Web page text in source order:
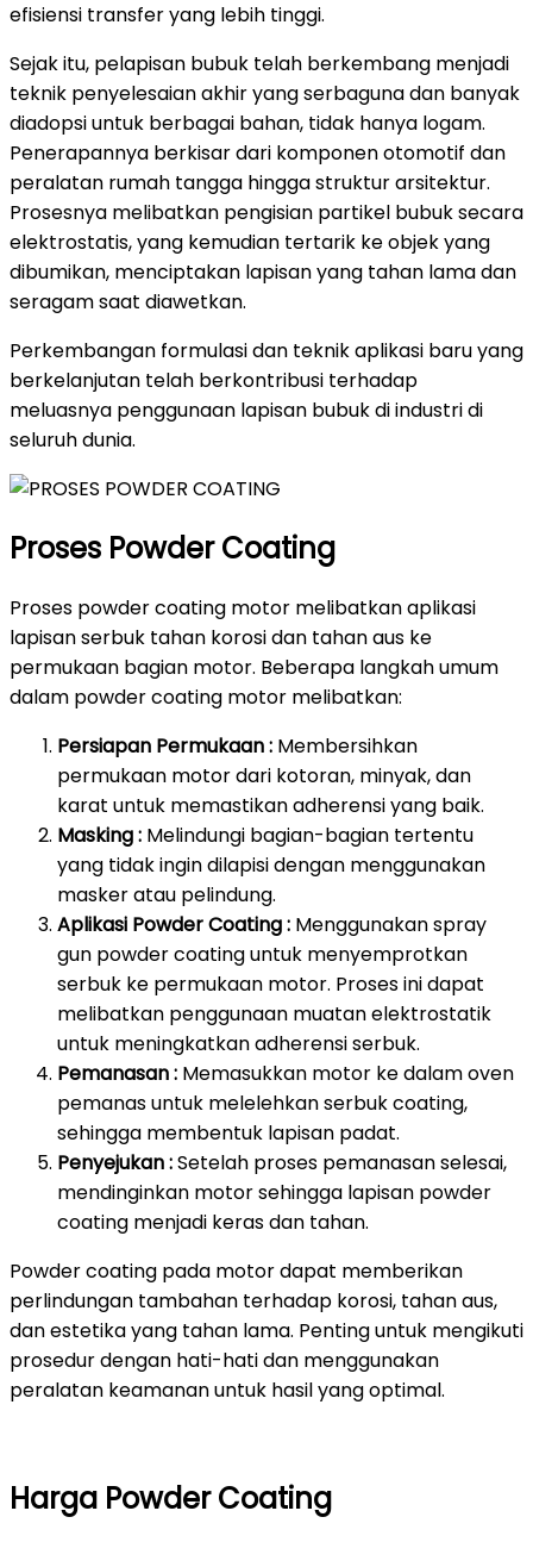
efisiensi transfer yang lebih tinggi.
Sejak itu, pelapisan bubuk telah berkembang menjadi
teknik penyelesaian akhir yang serbaguna dan banyak
diadopsi untuk berbagai bahan, tidak hanya logam.
Penerapannya berkisar dari komponen otomotif dan
peralatan rumah tangga hingga struktur arsitektur.
Prosesnya melibatkan pengisian partikel bubuk secara
elektrostatis, yang kemudian tertarik ke objek yang
dibumikan, menciptakan lapisan yang tahan lama dan
seragam saat diawetkan.
Perkembangan formulasi dan teknik aplikasi baru yang
berkelanjutan telah berkontribusi terhadap
meluasnya penggunaan lapisan bubuk di industri di
seluruh dunia.
Proses Powder Coating
Proses powder coating motor melibatkan aplikasi
lapisan serbuk tahan korosi dan tahan aus ke
permukaan bagian motor. Beberapa langkah umum
dalam powder coating motor melibatkan:
Persiapan Permukaan : Membersihkan
permukaan motor dari kotoran, minyak, dan
karat untuk memastikan adherensi yang baik.
Masking : Melindungi bagian-bagian tertentu
yang tidak ingin dilapisi dengan menggunakan
masker atau pelindung.
Aplikasi Powder Coating : Menggunakan spray
gun powder coating untuk menyemprotkan
serbuk ke permukaan motor. Proses ini dapat
melibatkan penggunaan muatan elektrostatik
untuk meningkatkan adherensi serbuk.
Pemanasan : Memasukkan motor ke dalam oven
pemanas untuk melelehkan serbuk coating,
sehingga membentuk lapisan padat.
Penyejukan :Setelah proses pemanasan selesai,
mendinginkan motor sehingga lapisan powder
coating menjadi keras dan tahan.
Powder coating pada motor dapat memberikan
perlindungan tambahan terhadap korosi, tahan aus,
dan estetika yang tahan lama. Penting untuk mengikuti
prosedur dengan hati-hati dan menggunakan
peralatan keamanan untuk hasil yang optimal.
Harga Powder Coating